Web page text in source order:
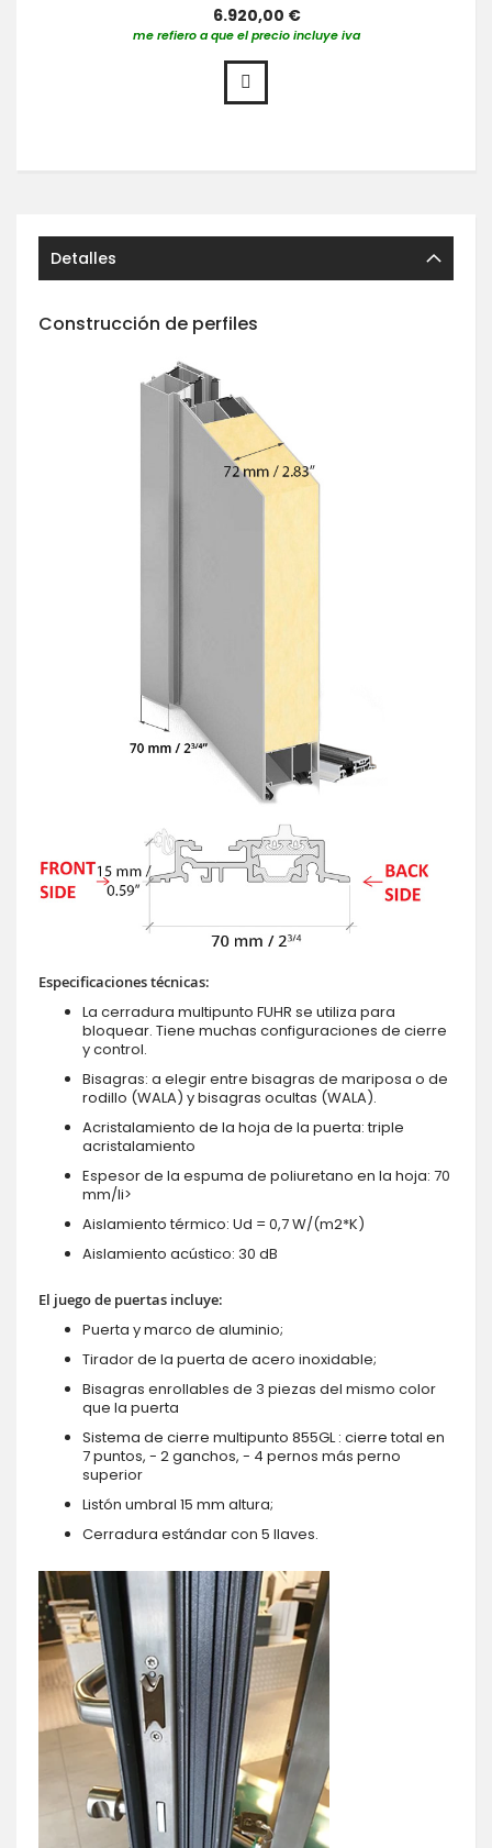
6.920,00 €
me refiero a que el precio incluye iva
Detalles
Construcción de perfiles
Especificaciones técnicas:
La cerradura multipunto FUHR se utiliza para
bloquear. Tiene muchas configuraciones de cierre
y control.
Bisagras: a elegir entre bisagras de mariposa o de
rodillo (WALA) y bisagras ocultas (WALA).
Acristalamiento de la hoja de la puerta: triple
acristalamiento
Espesor de la espuma de poliuretano en la hoja: 70
mm/li>
Aislamiento térmico: Ud = 0,7 W/(m2*K)
Aislamiento acústico: 30 dB
El juego de puertas incluye:
Puerta y marco de aluminio;
Tirador de la puerta de acero inoxidable;
Bisagras enrollables de 3 piezas del mismo color
que la puerta
Sistema de cierre multipunto 855GL : cierre total en
7 puntos, - 2 ganchos, - 4 pernos más perno
superior
Listón umbral 15 mm altura;
Cerradura estándar con 5 llaves.